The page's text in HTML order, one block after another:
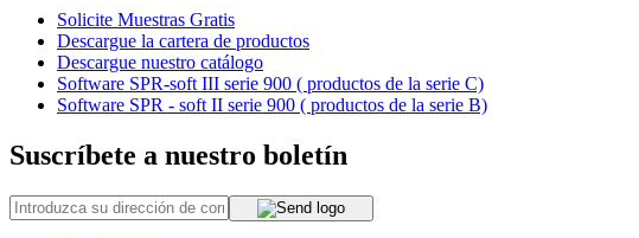
Solicite Muestras Gratis
Descargue la cartera de productos
Descargue nuestro catálogo
Software SPR-soft III serie 900 ( productos de la serie C)
Software SPR - soft II serie 900 ( productos de la serie B)
Suscríbete a nuestro boletín